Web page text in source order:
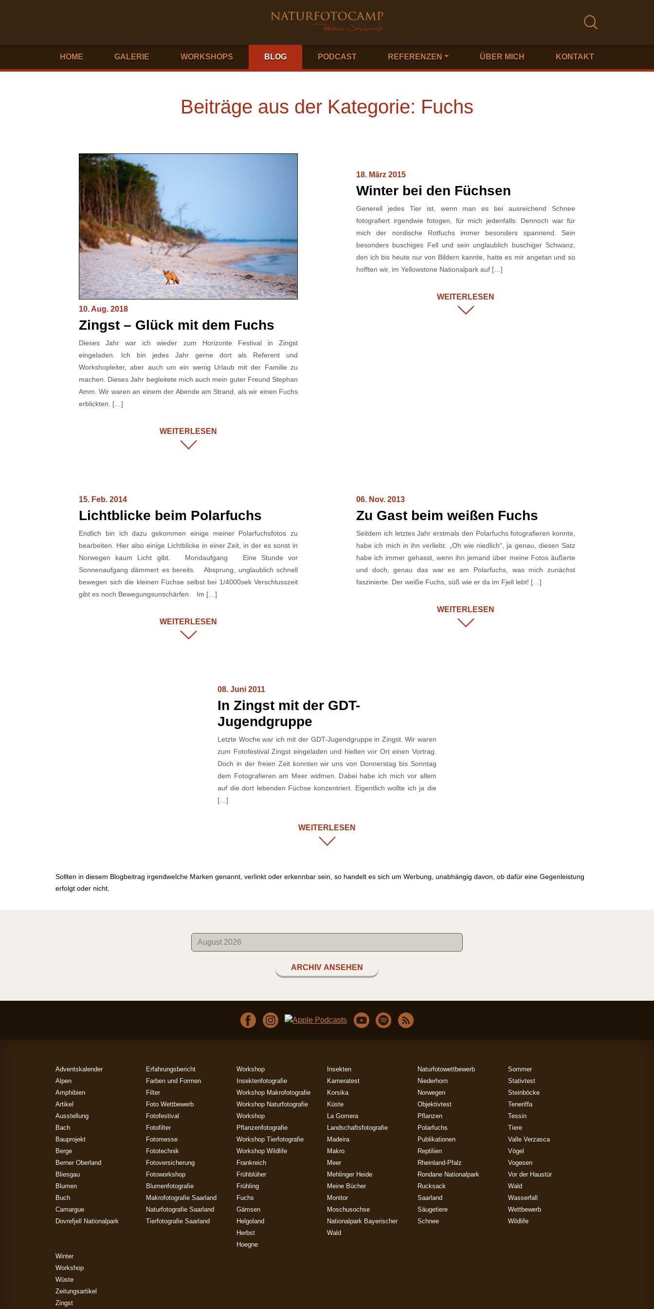
HOME GALERIE WORKSHOPS BLOG PODCAST REFERENZEN ÜBER MICH KONTAKT
Beiträge aus der Kategorie: Fuchs
10. Aug. 2018
Zingst – Glück mit dem Fuchs
Dieses Jahr war ich wieder zum Horizonte Festival in Zingst
eingeladen. Ich bin jedes Jahr gerne dort als Referent und
Workshopleiter, aber auch um ein wenig Urlaub mit der Familie zu
machen. Dieses Jahr begleitete mich auch mein guter Freund Stephan
Amm. Wir waren an einem der Abende am Strand, als wir einen Fuchs
erblickten. […]
WEITERLESEN
18. März 2015
Winter bei den Füchsen
Generell jedes Tier ist, wenn man es bei ausreichend Schnee
fotografiert irgendwie fotogen, für mich jedenfalls. Dennoch war für
mich der nordische Rotfuchs immer besonders spannend. Sein
besonders buschiges Fell und sein unglaublich buschiger Schwanz,
den ich bis heute nur von Bildern kannte, hatte es mir angetan und so
hofften wir, im Yellowstone Nationalpark auf […]
WEITERLESEN
15. Feb. 2014
Lichtblicke beim Polarfuchs
Endlich bin ich dazu gekommen einige meiner Polarfuchsfotos zu
bearbeiten. Hier also einige Lichtblicke in einer Zeit, in der es sonst in
Norwegen kaum Licht gibt. Mondaufgang Eine Stunde vor
Sonnenaufgang dämmert es bereits. Absprung, unglaublich schnell
bewegen sich die kleinen Füchse selbst bei 1/4000sek Verschlusszeit
gibt es noch Bewegungsunschärfen. Im […]
WEITERLESEN
06. Nov. 2013
Zu Gast beim weißen Fuchs
Seitdem ich letztes Jahr erstmals den Polarfuchs fotografieren konnte,
habe ich mich in ihn verliebt. „Oh wie niedlich“, ja genau, diesen Satz
habe ich immer gehasst, wenn ihn jemand über meine Fotos äußerte
und doch, genau das war es am Polarfuchs, was mich zunächst
faszinierte. Der weiße Fuchs, süß wie er da im Fjell lebt! […]
WEITERLESEN
08. Juni 2011
In Zingst mit der GDT-
Jugendgruppe
Letzte Woche war ich mit der GDT-Jugendgruppe in Zingst. Wir waren
zum Fotofestival Zingst eingeladen und hielten vor Ort einen Vortrag.
Doch in der freien Zeit konnten wir uns von Donnerstag bis Sonntag
dem Fotografieren am Meer widmen. Dabei habe ich mich vor allem
auf die dort lebenden Füchse konzentriert. Eigentlich wollte ich ja die
[…]
WEITERLESEN
Sollten in diesem Blogbeitrag irgendwelche Marken genannt, verlinkt oder erkennbar sein, so handelt es sich um Werbung, unabhängig davon, ob dafür eine Gegenleistung
erfolgt oder nicht.
ARCHIV ANSEHEN
Adventskalender
Alpen
Amphibien
Artikel
Ausstellung
Bach
Bauprojekt
Berge
Berner Oberland
Bliesgau
Blumen
Buch
Camargue
Dovrefjell Nationalpark
Erfahrungsbericht
Farben und Formen
Filter
Foto Wettbewerb
Fotofestival
Fotofilter
Fotomesse
Fototechnik
Fotoversicherung
Fotoworkshop
Blumenfotografie
Makrofotografie Saarland
Naturfotografie Saarland
Tierfotografie Saarland
Workshop
Insektenfotografie
Workshop Makrofotografie
Workshop Naturfotografie
Workshop
Pflanzenfotografie
Workshop Tierfotografie
Workshop Wildlife
Frankreich
Frühblüher
Frühling
Fuchs
Gämsen
Helgoland
Herbst
Hoegne
Insekten
Kameratest
Korsika
Küste
La Gomera
Landschaftsfotografie
Madeira
Makro
Meer
Mehlinger Heide
Meine Bücher
Monitor
Moschusochse
Nationalpark Bayerischer
Wald
Naturfotowettbewerb
Niederhorn
Norwegen
Objektivtest
Pflanzen
Polarfuchs
Publikationen
Reptilien
Rheinland-Pfalz
Rondane Nationalpark
Rucksack
Saarland
Säugetiere
Schnee
Sommer
Stativtest
Steinböcke
Teneriffa
Tessin
Tiere
Valle Verzasca
Vögel
Vogesen
Vor der Haustür
Wald
Wasserfall
Wettbewerb
Wildlife
Winter
Workshop
Wüste
Zeitungsartikel
Zingst